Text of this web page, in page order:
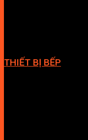
THIẾT BỊ BẾP